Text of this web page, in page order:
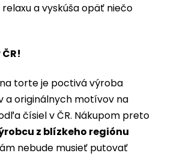
a vyskúša opäť niečo
torte je poctivá výroba
a originálnych motívov na
čísiel v ČR. Nákupom preto
z blízkeho regiónu
nebude musieť putovať